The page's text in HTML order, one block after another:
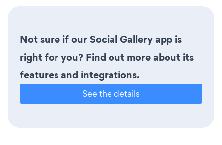
Not sure if our Social Gallery app is
right for you? Find out more about its
features and integrations.
See the details